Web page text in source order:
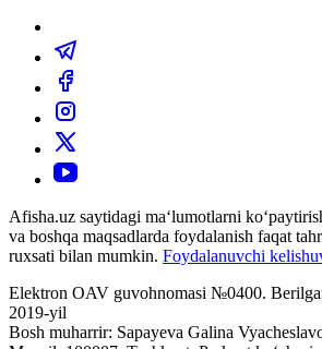
Afisha.uz saytidagi ma‘lumotlarni
va boshqa maqsadlarda foydalanish faqat
ruxsati bilan mumkin. Foydalanuvchi
Elektron OAV guvohnomasi №0400.
2019-yil
Bosh muharrir: Sapayeva Galina